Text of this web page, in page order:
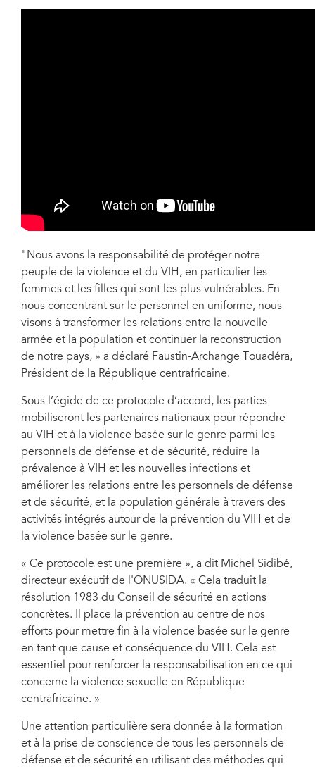
"Nous avons la responsabilité de protéger notre
peuple de la violence et du VIH, en particulier les
femmes et les filles qui sont les plus vulnérables. En
nous concentrant sur le personnel en uniforme, nous
visons à transformer les relations entre la nouvelle
armée et la population et continuer la reconstruction
de notre pays, » a déclaré Faustin-Archange Touadéra,
Président de la République centrafricaine.
Sous l’égide de ce protocole d’accord, les parties
mobiliseront les partenaires nationaux pour répondre
au VIH et à la violence basée sur le genre parmi les
personnels de défense et de sécurité, réduire la
prévalence à VIH et les nouvelles infections et
améliorer les relations entre les personnels de défense
et de sécurité, et la population générale à travers des
activités intégrés autour de la prévention du VIH et de
la violence basée sur le genre.
« Ce protocole est une première », a dit Michel Sidibé,
directeur exécutif de l'ONUSIDA. « Cela traduit la
résolution 1983 du Conseil de sécurité en actions
concrètes. Il place la prévention au centre de nos
efforts pour mettre fin à la violence basée sur le genre
en tant que cause et conséquence du VIH. Cela est
essentiel pour renforcer la responsabilisation en ce qui
concerne la violence sexuelle en République
centrafricaine. »
Une attention particulière sera donnée à la formation
et à la prise de conscience de tous les personnels de
défense et de sécurité en utilisant des méthodes qui